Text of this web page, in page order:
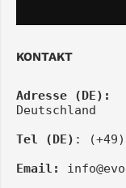
KONTAKT
Adresse (DE):
Deutschland
Tel (DE) : (+49)
Email: